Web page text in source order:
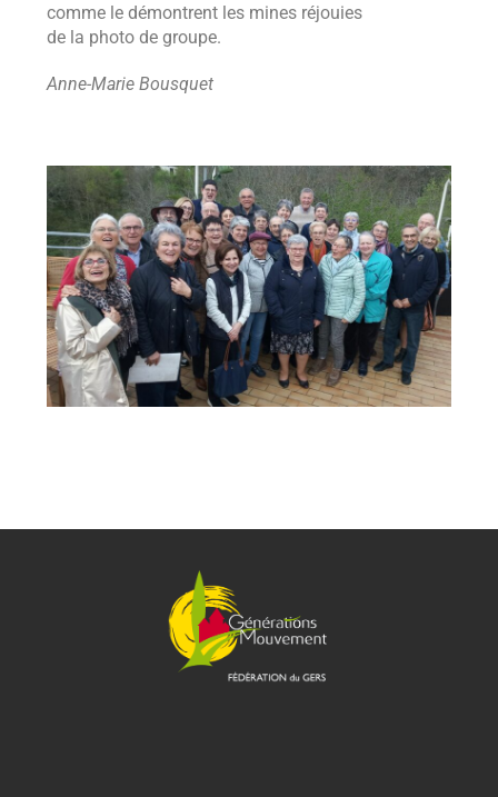
comme le démontrent les mines réjouies
de la photo de groupe.
Anne-Marie Bousquet